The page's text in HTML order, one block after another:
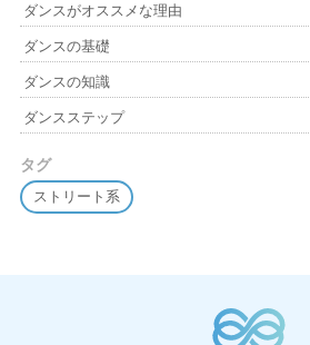
ダンスがオススメな理由
ダンスの基礎
ダンスの知識
ダンスステップ
タグ
ストリート系